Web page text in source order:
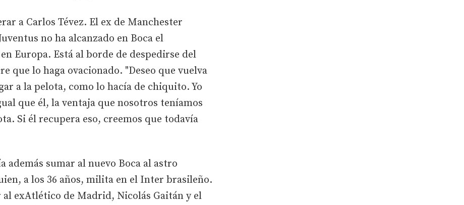
a Carlos Tévez. El ex de Manchester
no ha alcanzado en Boca el
Europa. Está al borde de despedirse del
que lo haga ovacionado. "Deseo que vuelva
a la pelota, como lo hacía de chiquito. Yo
que él, la ventaja que nosotros teníamos
Si él recupera eso, creemos que todavía
además sumar al nuevo Boca al astro
a los 36 años, milita en el Inter brasileño.
exAtlético de Madrid, Nicolás Gaitán y el